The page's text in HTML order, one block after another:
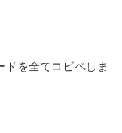
ドを全てコピペしま